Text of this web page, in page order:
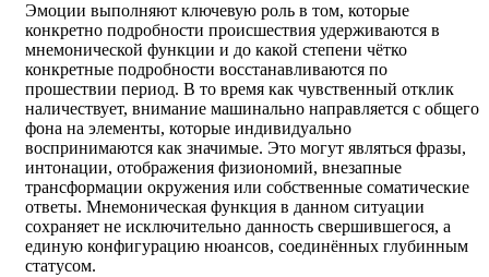
Эмоции выполняют ключевую роль в том, которые
конкретно подробности происшествия удерживаются в
мнемонической функции и до какой степени чётко
конкретные подробности восстанавливаются по
прошествии период. В то время как чувственный отклик
наличествует, внимание машинально направляется с общего
фона на элементы, которые индивидуально
воспринимаются как значимые. Это могут являться фразы,
интонации, отображения физиономий, внезапные
трансформации окружения или собственные соматические
ответы. Мнемоническая функция в данном ситуации
сохраняет не исключительно данность свершившегося, а
единую конфигурацию нюансов, соединённых глубинным
статусом.